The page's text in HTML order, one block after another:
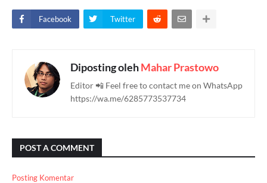
Facebook Twitter
Diposting olehMahar Prastowo
Editor 📲 Feel free to contact me on WhatsApp
https://wa.me/6285773537734
POST A COMMENT
Posting Komentar